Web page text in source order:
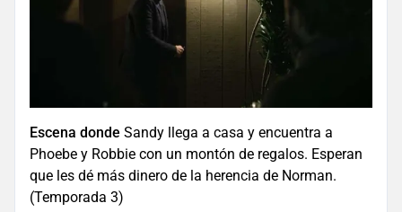
Escena donde Sandy llega a casa y encuentra a
Phoebe y Robbie con un montón de regalos. Esperan
que les dé más dinero de la herencia de Norman.
(Temporada 3)